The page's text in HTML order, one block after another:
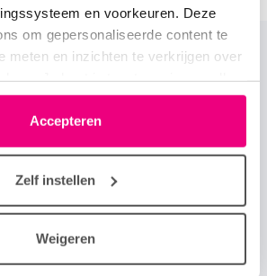
en voorkeuren. Deze
om gepersonaliseerde content te
meten en inzichten te verkrijgen over
intrekken via het cookie-icoontje
De lijst met partners is te vinden
Accepteren
Zelf instellen
Weigeren
Over Longforum
Longfonds.nl
Over astma
Over zeldzame longziekten